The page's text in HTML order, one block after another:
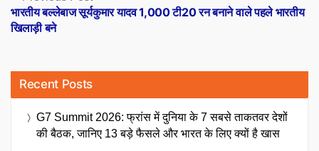
post:
भारतीय बल्लेबाज सूर्यकुमार यादव 1,000 टी20 रन बनाने वाले पहले भारतीय
खिलाड़ी बने
Recent Posts
G7 Summit 2026: फ्रांस में दुनिया के 7 सबसे ताकतवर देशों
की बैठक, जानिए 13 बड़े फैसले और भारत के लिए क्यों है खास